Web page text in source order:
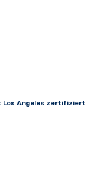
Los Angeles zertifiziert